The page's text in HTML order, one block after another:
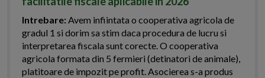
Intrebare:Avem infiintata o cooperativa agricola de
gradul 1 si dorim sa stim daca procedura de lucru si
interpretarea fiscala sunt corecte. O cooperativa
agricola formata din 5 fermieri (detinatori de animale),
platitoare de impozit pe profit. Asocierea s-a produs